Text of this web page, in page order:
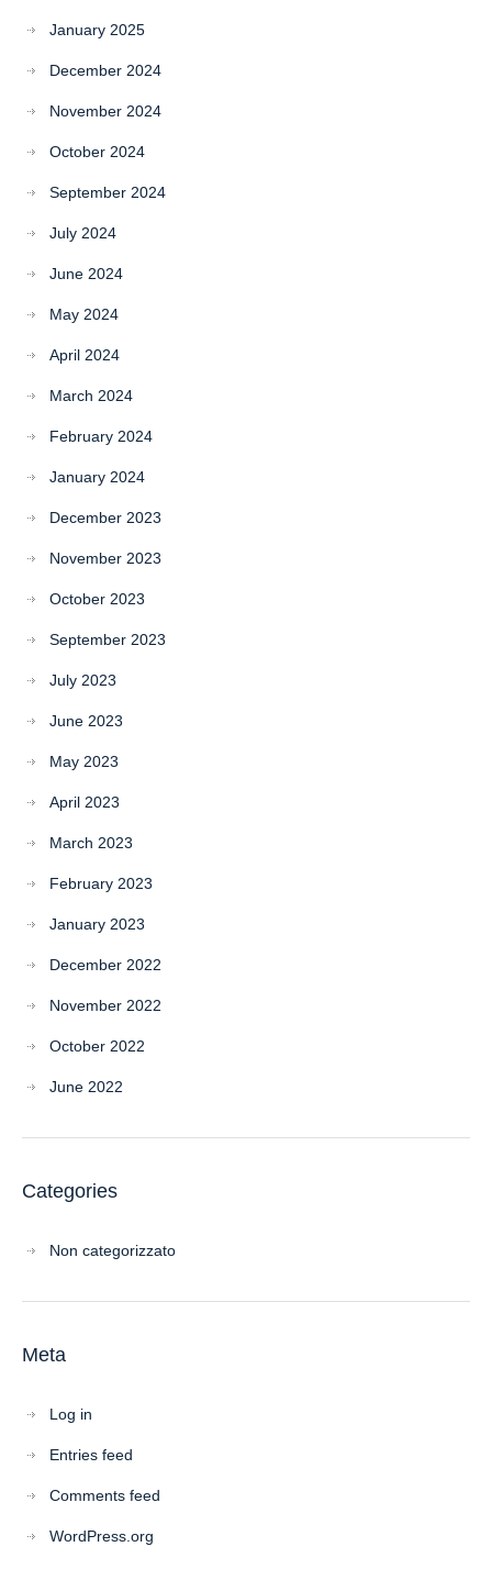
January 2025
December 2024
November 2024
October 2024
September 2024
July 2024
June 2024
May 2024
April 2024
March 2024
February 2024
January 2024
December 2023
November 2023
October 2023
September 2023
July 2023
June 2023
May 2023
April 2023
March 2023
February 2023
January 2023
December 2022
November 2022
October 2022
June 2022
Categories
Non categorizzato
Meta
Log in
Entries feed
Comments feed
WordPress.org